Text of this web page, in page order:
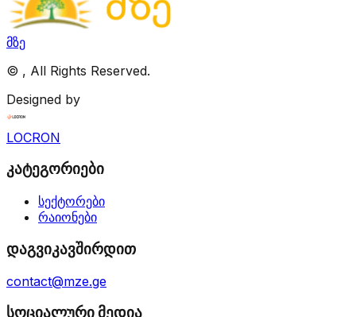
მზე
© , All Rights Reserved.
Designed by
LOCRON
კატეგორიები
სექტორები
რაიონები
დაგვიკავშირდით
contact@mze.ge
სოციალური მედია